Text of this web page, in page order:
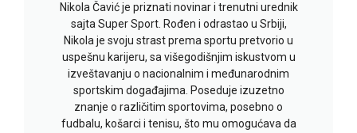
Nikola Čavić je priznati novinar i trenutni urednik
sajta Super Sport. Rođen i odrastao u Srbiji,
Nikola je svoju strast prema sportu pretvorio u
uspešnu karijeru, sa višegodišnjim iskustvom u
izveštavanju o nacionalnim i međunarodnim
sportskim događajima. Poseduje izuzetno
znanje o različitim sportovima, posebno o
fudbalu, košarci i tenisu, što mu omogućava da